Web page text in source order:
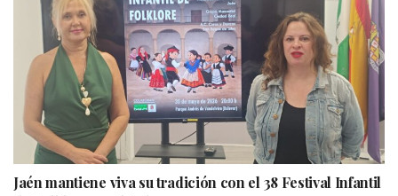
Jaén mantiene viva su tradición con el 38 Festival Infantil